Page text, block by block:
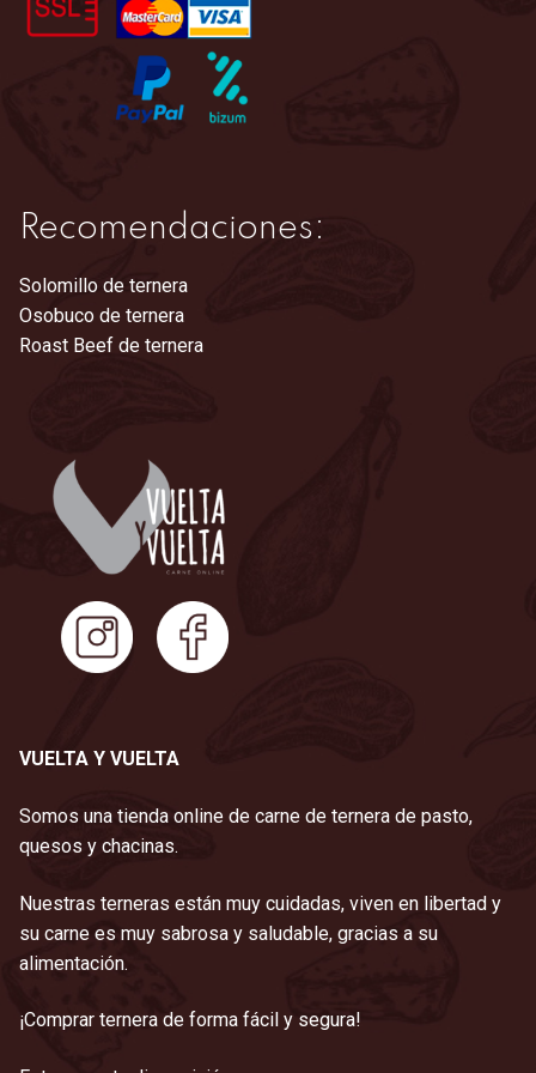
la
de
producto
Recomendaciones:
Solomillo de ternera
Osobuco de ternera
Roast Beef de ternera
VUELTA Y VUELTA
Somos una tienda online de carne de ternera de pasto,
quesos y chacinas.
Nuestras terneras están muy cuidadas, viven en libertad y
su carne es muy sabrosa y saludable, gracias a su
alimentación.
¡Comprar ternera de forma fácil y segura!